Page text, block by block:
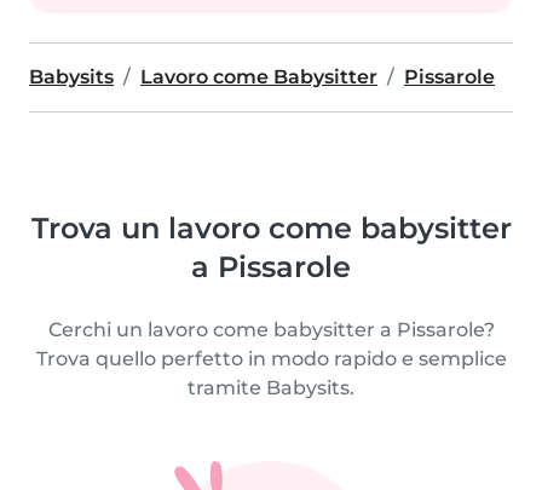
Babysits Lavoro come Babysitter Pissarole
Trova un lavoro come babysitter
a Pissarole
Cerchi un lavoro come babysitter a Pissarole?
Trova quello perfetto in modo rapido e semplice
tramite Babysits.